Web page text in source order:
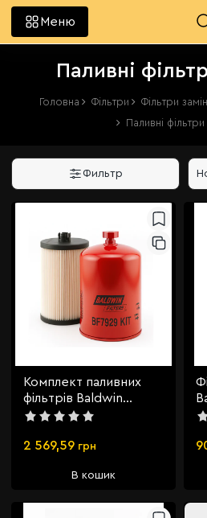
Меню
Паливні
Головна Фільтри Фільтри
Паливні
Фильтр
Комплект паливних
фільтрів Baldwin
BF7929KIT
2 569,59 грн
В кошик